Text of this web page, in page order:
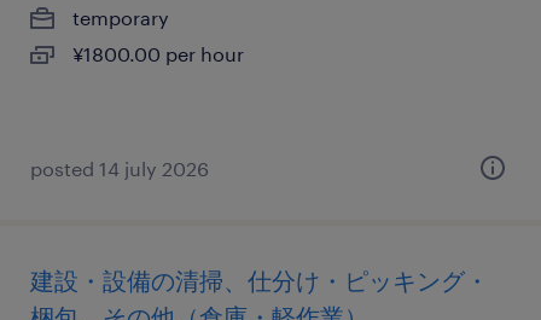
temporary
¥1800.00 per hour
posted 14 july 2026
建設・設備の清掃、仕分け・ピッキング・